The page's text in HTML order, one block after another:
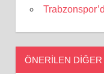
ÖNERILEN DIĞER